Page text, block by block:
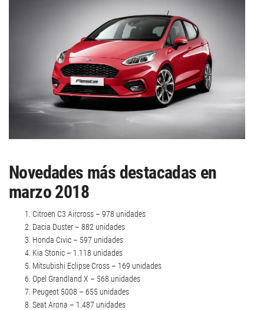
Novedades más destacadas en
marzo 2018
Citroen C3 Aircross – 978 unidades
Dacia Duster – 882 unidades
Honda Civic – 597 unidades
Kia Stonic – 1.118 unidades
Mitsubishi Eclipse Cross – 169 unidades
Opel Grandland X – 568 unidades
Peugeot 5008 – 655 unidades
Seat Arona – 1.487 unidades